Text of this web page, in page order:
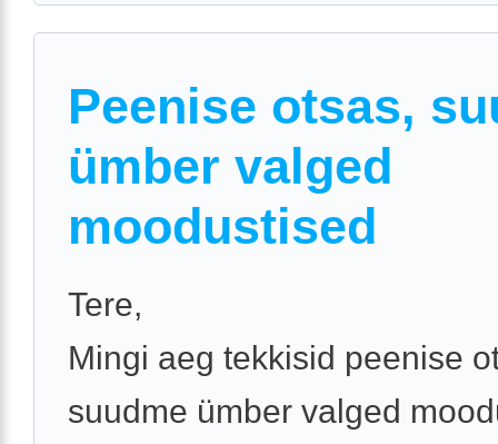
Peenise otsas,
ümber valged
moodustised
Tere,
Mingi aeg tekkisid peenise
suudme ümber valged